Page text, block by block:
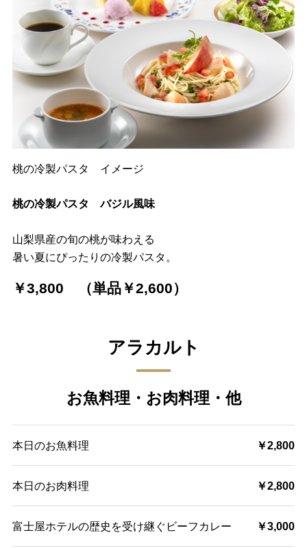
桃の冷製パスタ イメージ
桃の冷製パスタ バジル風味
山梨県産の旬の桃が味わえる
暑い夏にぴったりの冷製パスタ。
￥3,800 （単品￥2,600）
アラカルト
お魚料理・お肉料理・他
本日のお魚料理 ￥2,800
本日のお肉料理 ￥2,800
富士屋ホテルの歴史を受け継ぐビーフカレー ￥3,000